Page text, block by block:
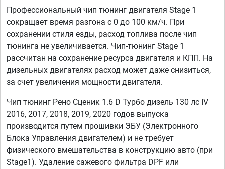
Профессиональный чип тюнинг двигателя Stage 1
сокращает время разгона с 0 до 100 км/ч. При
сохранении стиля езды, расход топлива после чип
тюнинга не увеличивается. Чип-тюнинг Stage 1
рассчитан на сохранение ресурса двигателя и КПП. На
дизельных двигателях расход может даже снизиться,
за счет увеличения мощности двигателя.
Чип тюнинг Рено Сценик 1.6 D Турбо дизель 130 лс IV
2016, 2017, 2018, 2019, 2020 годов выпуска
производится путем прошивки ЭБУ (Электронного
Блока Управления двигателем) и не требует
физического вмешательства в конструкцию авто (при
Stage1). Удаление сажевого фильтра DPF или